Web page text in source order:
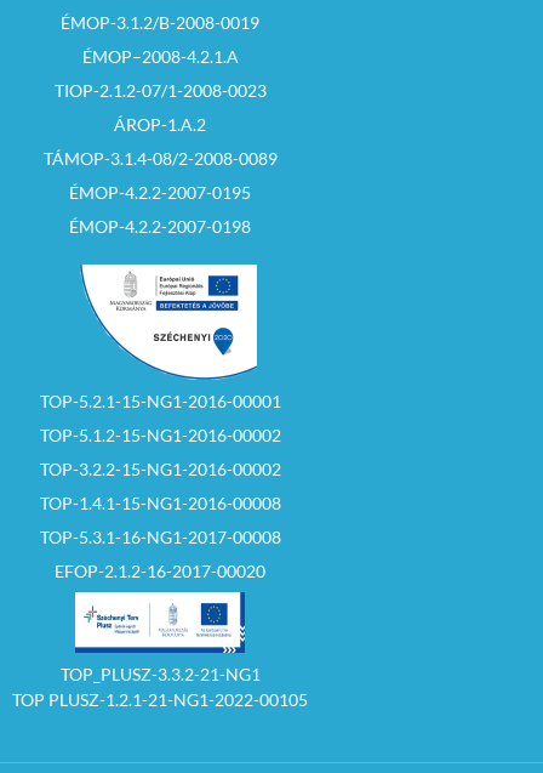
ÉMOP-3.1.2/B-2008-0019
ÉMOP–2008-4.2.1.A
TIOP-2.1.2-07/1-2008-0023
ÁROP-1.A.2
TÁMOP-3.1.4-08/2-2008-0089
ÉMOP-4.2.2-2007-0195
ÉMOP-4.2.2-2007-0198
TOP-5.2.1-15-NG1-2016-00001
TOP-5.1.2-15-NG1-2016-00002
TOP-3.2.2-15-NG1-2016-00002
TOP-1.4.1-15-NG1-2016-00008
TOP-5.3.1-16-NG1-2017-00008
EFOP-2.1.2-16-2017-00020
TOP_PLUSZ-3.3.2-21-NG1
TOP PLUSZ-1.2.1-21-NG1-2022-00105